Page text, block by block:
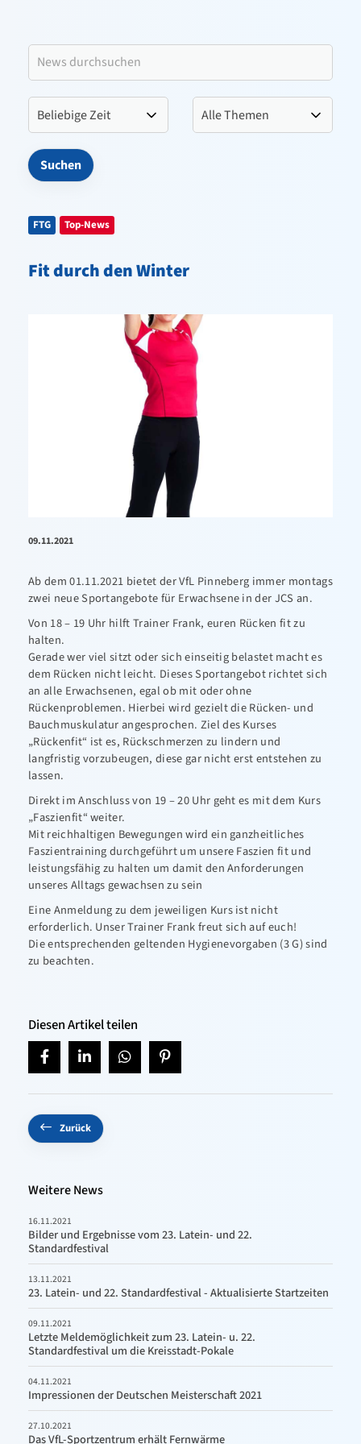
FTG Top-News
Fit durch den Winter
09.11.2021
Ab dem 01.11.2021 bietet der VfL Pinneberg immer montags
zwei neue Sportangebote für Erwachsene in der JCS an.
Von 18 – 19 Uhr hilft Trainer Frank, euren Rücken fit zu
halten.
Gerade wer viel sitzt oder sich einseitig belastet macht es
dem Rücken nicht leicht. Dieses Sportangebot richtet sich
an alle Erwachsenen, egal ob mit oder ohne
Rückenproblemen. Hierbei wird gezielt die Rücken- und
Bauchmuskulatur angesprochen. Ziel des Kurses
„Rückenfit“ ist es, Rückschmerzen zu lindern und
langfristig vorzubeugen, diese gar nicht erst entstehen zu
lassen.
Direkt im Anschluss von 19 – 20 Uhr geht es mit dem Kurs
„Faszienfit“ weiter.
Mit reichhaltigen Bewegungen wird ein ganzheitliches
Faszientraining durchgeführt um unsere Faszien fit und
leistungsfähig zu halten um damit den Anforderungen
unseres Alltags gewachsen zu sein
Eine Anmeldung zu dem jeweiligen Kurs ist nicht
erforderlich. Unser Trainer Frank freut sich auf euch!
Die entsprechenden geltenden Hygienevorgaben (3 G) sind
zu beachten.
Diesen Artikel teilen
Zurück
Weitere News
16.11.2021
Bilder und Ergebnisse vom 23. Latein- und 22.
Standardfestival
13.11.2021
23. Latein- und 22. Standardfestival - Aktualisierte Startzeiten
09.11.2021
Letzte Meldemöglichkeit zum 23. Latein- u. 22.
Standardfestival um die Kreisstadt-Pokale
04.11.2021
Impressionen der Deutschen Meisterschaft 2021
27.10.2021
Das VfL-Sportzentrum erhält Fernwärme
Sportangebote
Kontakt